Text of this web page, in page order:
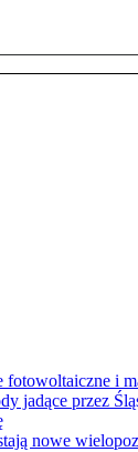
fotowoltaiczne i
jadące przez
nowe